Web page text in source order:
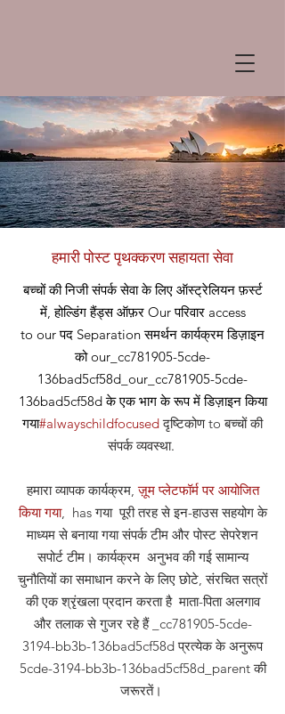
हमारी पोस्ट पृथक्करण सहायता सेवा
बच्चों की निजी संपर्क सेवा के लिए ऑस्ट्रेलियन फ़र्स्ट
में, होल्डिंग हैंड्स ऑफ़र Ourपरिवार access
to ourपद Separation समर्थन कार्यक्रम डिज़ाइन
को our_cc781905-5cde-
136bad5cf58d_our_cc781905-5cde-
136bad5cf58d के एक भाग के रूप में डिज़ाइन किया
गया#alwayschildfocusedदृष्टिकोणto बच्चों की
संपर्क व्यवस्था.
हमारा व्यापक कार्यक्रम,ज़ूम प्लेटफॉर्म पर आयोजित
किया गया, has गया पूरी तरह से इन-हाउस सहयोग के
माध्यम से बनाया गया संपर्क टीम और पोस्ट सेपरेशन
सपोर्ट टीम। कार्यक्रम अनुभव की गई सामान्य
चुनौतियों का समाधान करने के लिए छोटे, संरचित सत्रों
की एक श्रृंखला प्रदान करता है माता-पिता अलगाव
और तलाक से गुजर रहे हैं _cc781905-5cde-
3194-bb3b-136bad5cf58d प्रत्येक के अनुरूप
5cde-3194-bb3b-136bad5cf58d_parent की
जरूरतें।